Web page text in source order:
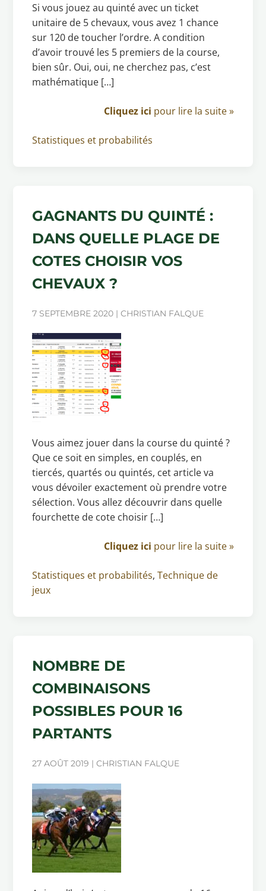
Si vous jouez au quinté avec un ticket
unitaire de 5 chevaux, vous avez 1 chance
sur 120 de toucher l’ordre. A condition
d’avoir trouvé les 5 premiers de la course,
bien sûr. Oui, oui, ne cherchez pas, c’est
mathématique […]
Cliquez ici pour lire la suite »
Statistiques et probabilités
GAGNANTS DU QUINTÉ :
DANS QUELLE PLAGE DE
COTES CHOISIR VOS
CHEVAUX ?
7 SEPTEMBRE 2020 | CHRISTIAN FALQUE
Vous aimez jouer dans la course du quinté ?
Que ce soit en simples, en couplés, en
tiercés, quartés ou quintés, cet article va
vous dévoiler exactement où prendre votre
sélection. Vous allez découvrir dans quelle
fourchette de cote choisir […]
Cliquez ici pour lire la suite »
Statistiques et probabilités,Technique de
jeux
NOMBRE DE
COMBINAISONS
POSSIBLES POUR 16
PARTANTS
27 AOÛT 2019 | CHRISTIAN FALQUE